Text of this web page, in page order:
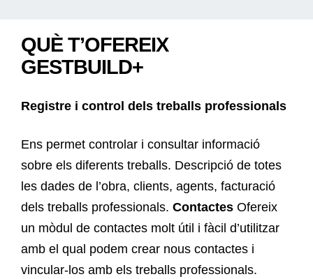
QUÈ T’OFEREIX
GESTBUILD+
Registre i control dels treballs professionals
Ens permet controlar i consultar informació
sobre els diferents treballs. Descripció de totes
les dades de l’obra, clients, agents, facturació
dels treballs professionals. Contactes Ofereix
un mòdul de contactes molt útil i fàcil d’utilitzar
amb el qual podem crear nous contactes i
vincular-los amb els treballs professionals.